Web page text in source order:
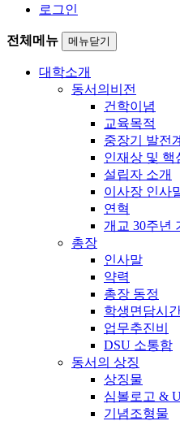
로그인
전체메뉴 메뉴닫기
대학소개
동서의비전
건학이념
교육목적
중장기 발전
인재상 및 핵
설립자 소개
이사장 인사
연혁
개교 30주년
총장
인사말
약력
총장 동정
학생면담시
업무추진비
DSU 소통함
동서의 상징
상징물
심볼로고 &
기념조형물